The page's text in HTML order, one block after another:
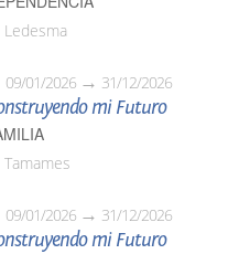
Ledesma
09/01/2026 31/12/2026
mi Futuro
Tamames
09/01/2026 31/12/2026
mi Futuro